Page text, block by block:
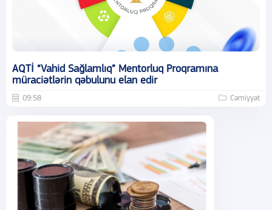
AQTİ “Vahid Sağlamlıq” Mentorluq Proqramına
müraciətlərin qəbulunu elan edir
09:58 Cəmiyyət